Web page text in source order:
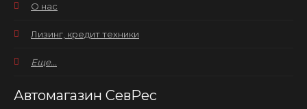
О нас
Лизинг, кредит техники
Еще...
Автомагазин СевРес